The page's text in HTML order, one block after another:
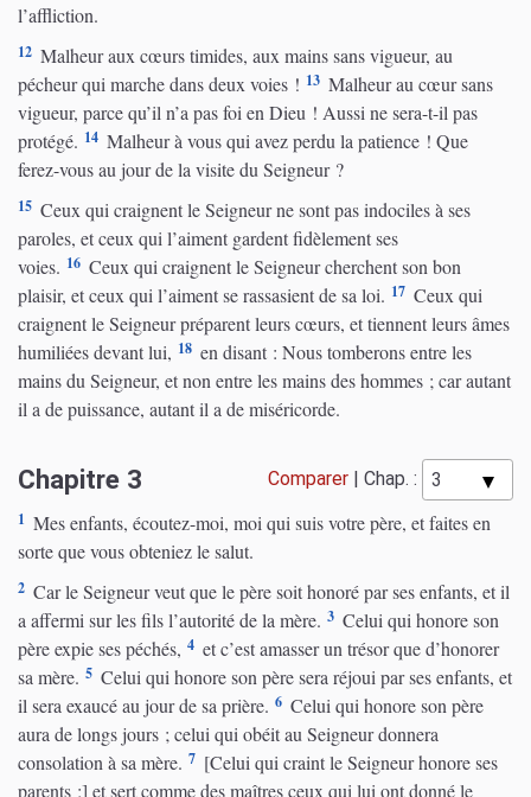
l’affliction.
12 Malheur aux cœurs timides, aux mains sans vigueur, au
pécheur qui marche dans deux voies ! 13 Malheur au cœur sans
vigueur, parce qu’il n’a pas foi en Dieu ! Aussi ne sera-t-il pas
protégé. 14 Malheur à vous qui avez perdu la patience ! Que
ferez-vous au jour de la visite du Seigneur ?
15 Ceux qui craignent le Seigneur ne sont pas indociles à ses
paroles, et ceux qui l’aiment gardent fidèlement ses
voies. 16 Ceux qui craignent le Seigneur cherchent son bon
plaisir, et ceux qui l’aiment se rassasient de sa loi. 17 Ceux qui
craignent le Seigneur préparent leurs cœurs, et tiennent leurs âmes
humiliées devant lui, 18 en disant : Nous tomberons entre les
mains du Seigneur, et non entre les mains des hommes ; car autant
il a de puissance, autant il a de miséricorde.
Chapitre 3 Comparer Chap. :
1 Mes enfants, écoutez-moi, moi qui suis votre père, et faites en
sorte que vous obteniez le salut.
2 Car le Seigneur veut que le père soit honoré par ses enfants, et il
a affermi sur les fils l’autorité de la mère. 3 Celui qui honore son
père expie ses péchés, 4 et c’est amasser un trésor que d’honorer
sa mère. 5 Celui qui honore son père sera réjoui par ses enfants, et
il sera exaucé au jour de sa prière. 6 Celui qui honore son père
aura de longs jours ; celui qui obéit au Seigneur donnera
consolation à sa mère. 7 [Celui qui craint le Seigneur honore ses
parents ;] et sert comme des maîtres ceux qui lui ont donné le